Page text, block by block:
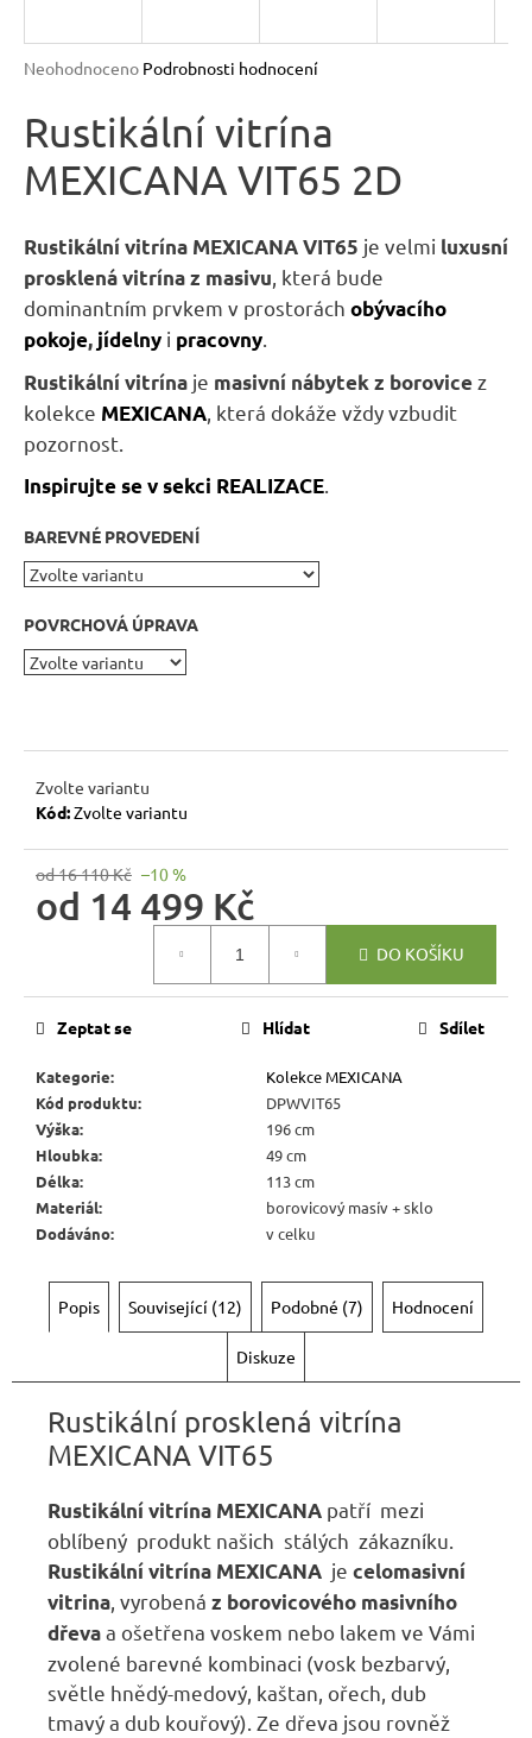
Průměrné
produktu
je
0,0
z
hvězdiček.
Neohodnoceno Podrobnosti hodnocení
Rustikální vitrína
MEXICANA VIT65 2D
Rustikální vitrína MEXICANA VIT65 je velmi luxusní
prosklená vitrína z masivu , která bude
dominantním prvkem v prostorách obývacího
pokoje, jídelny i pracovny
Rustikální vitrína je masivní nábytek z borovicez
kolekce MEXICANA , která dokáže vždy vzbudit
pozornost.
Inspirujte se v sekci REALIZACE
BAREVNÉ PROVEDENÍ
POVRCHOVÁ ÚPRAVA
Zvolte variantu
Kód:Zvolte variantu
od 16 110 Kč –10 %
od 14 499 Kč
DO KOŠÍKU
Kategorie:
Kolekce MEXICANA
Kód produktu:
DPWVIT65
Výška:
196 cm
Hloubka:
49 cm
Délka:
113 cm
Materiál:
borovicový masív + sklo
Dodáváno: v celku
Zeptat se Hlídat Sdílet
Popis Související (12) Podobné (7) Hodnocení
Diskuze
Rustikální prosklená vitrína
MEXICANA VIT65
Rustikální vitrína MEXICANA patří mezi
oblíbený produkt našich stálých zákazníku.
Rustikální vitrína MEXICANA je celomasivní
vitrina, vyrobená z borovicového masivního
dřevaa ošetřena voskem nebo lakem ve Vámi
zvolené barevné kombinaci (vosk bezbarvý,
světle hnědý-medový, kaštan, ořech, dub
tmavý a dub kouřový). Ze dřeva jsou rovněž
a
í
t
?
HLEDAT
D
o
p
r
u
u
j
e
BUKOVÁ
Z
MASIVU
TAB08